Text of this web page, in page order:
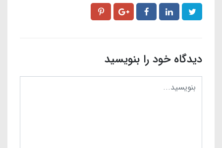
دیدگاه خود را بنویسید